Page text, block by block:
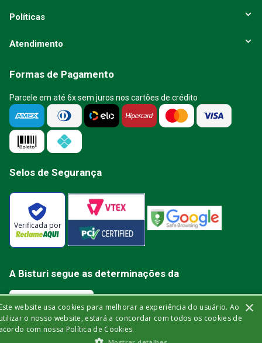
Políticas
Atendimento
Formas de Pagamento
Parcele em até 6x sem juros nos cartões de crédito
Selos de Segurança
Verificada por
A Bisturi segue as determinações da
Bisturi Distribuidora de Material Hospitalar Ltda | Rua Miguel de Frias, 150 -
×
website usa cookies para melhorar a experiência do usuário. Ao
o nosso website, estará a concordar com todos os cookies de
com nossa Política de Cookies.